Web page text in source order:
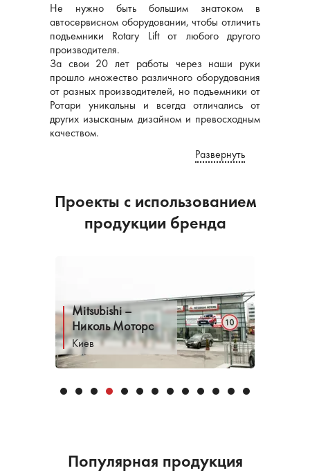
Не нужно быть большим знатоком в
автосервисном оборудовании, чтобы отличить
подъемники Rotary Lift от любого другого
производителя.
За свои 20 лет работы через наши руки
прошло множество различного оборудования
от разных производителей, но подъемники от
Ротари уникальны и всегда отличались от
других изысканым дизайном и превосходным
качеством.
Развернуть
Проекты с использованием
продукции бренда
Mitsubishi –
Николь Моторс
Киев
Популярная продукция